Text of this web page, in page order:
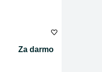
Za darmo